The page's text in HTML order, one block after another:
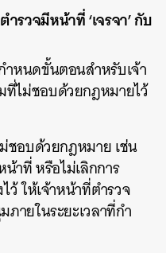
วจมีหน้าที่ ‘เจรจา’ กับ
หนดขั้นตอนสำหรับเจ้า
ไม่ชอบด้วยกฎหมายไว้
ชอบด้วยกฎหมาย เช่น
าที่ หรือไม่เลิกการ
ว้ ให้เจ้าหน้าที่ตำรวจ
ายในระยะเวลาที่กํา